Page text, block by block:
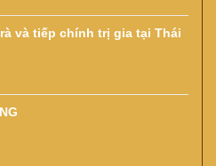
và tiếp chính trị gia tại Thái